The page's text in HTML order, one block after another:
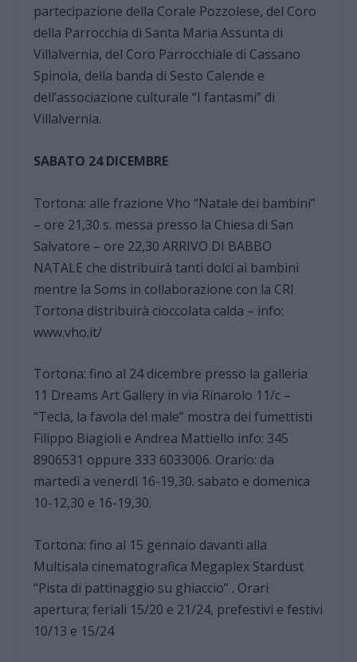
partecipazione della Corale Pozzolese, del Coro
della Parrocchia di Santa Maria Assunta di
Villalvernia, del Coro Parrocchiale di Cassano
Spinola, della banda di Sesto Calende e
dell’associazione culturale “I fantasmi” di
Villalvernia.
SABATO 24 DICEMBRE
Tortona: alle frazione Vho “Natale dei bambini”
– ore 21,30 s. messa presso la Chiesa di San
Salvatore – ore 22,30 ARRIVO DI BABBO
NATALE che distribuirà tanti dolci ai bambini
mentre la Soms in collaborazione con la CRI
Tortona distribuirà cioccolata calda – info:
www.vho.it/
Tortona: fino al 24 dicembre presso la galleria
11 Dreams Art Gallery in via Rinarolo 11/c –
“Tecla, la favola del male” mostra dei fumettisti
Filippo Biagioli e Andrea Mattiello info: 345
8906531 oppure 333 6033006. Orario: da
martedì a venerdì 16-19,30. sabato e domenica
10-12,30 e 16-19,30.
Tortona: fino al 15 gennaio davanti alla
Multisala cinematografica Megaplex Stardust
“Pista di pattinaggio su ghiaccio” . Orari
apertura; feriali 15/20 e 21/24, prefestivi e festivi
10/13 e 15/24